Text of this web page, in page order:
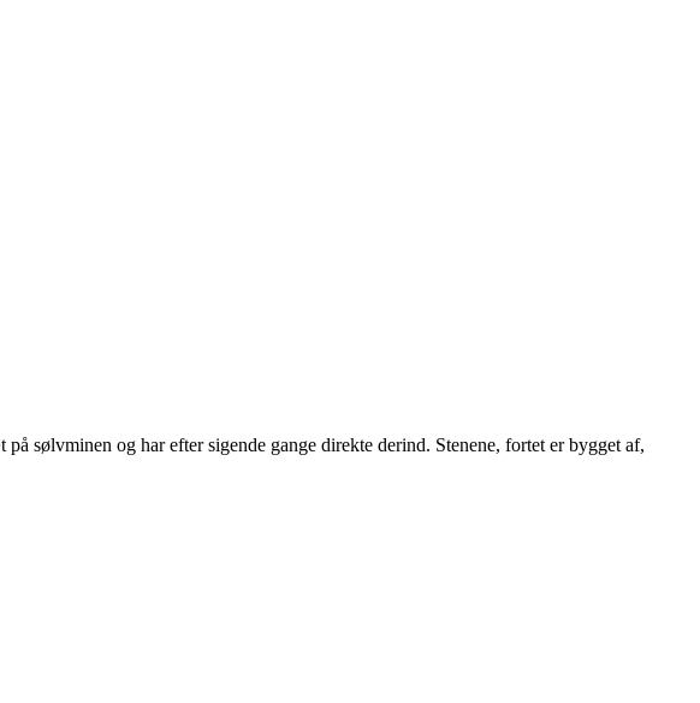
sølvminen og har efter sigende gange direkte derind. Stenene, fortet er bygget af,